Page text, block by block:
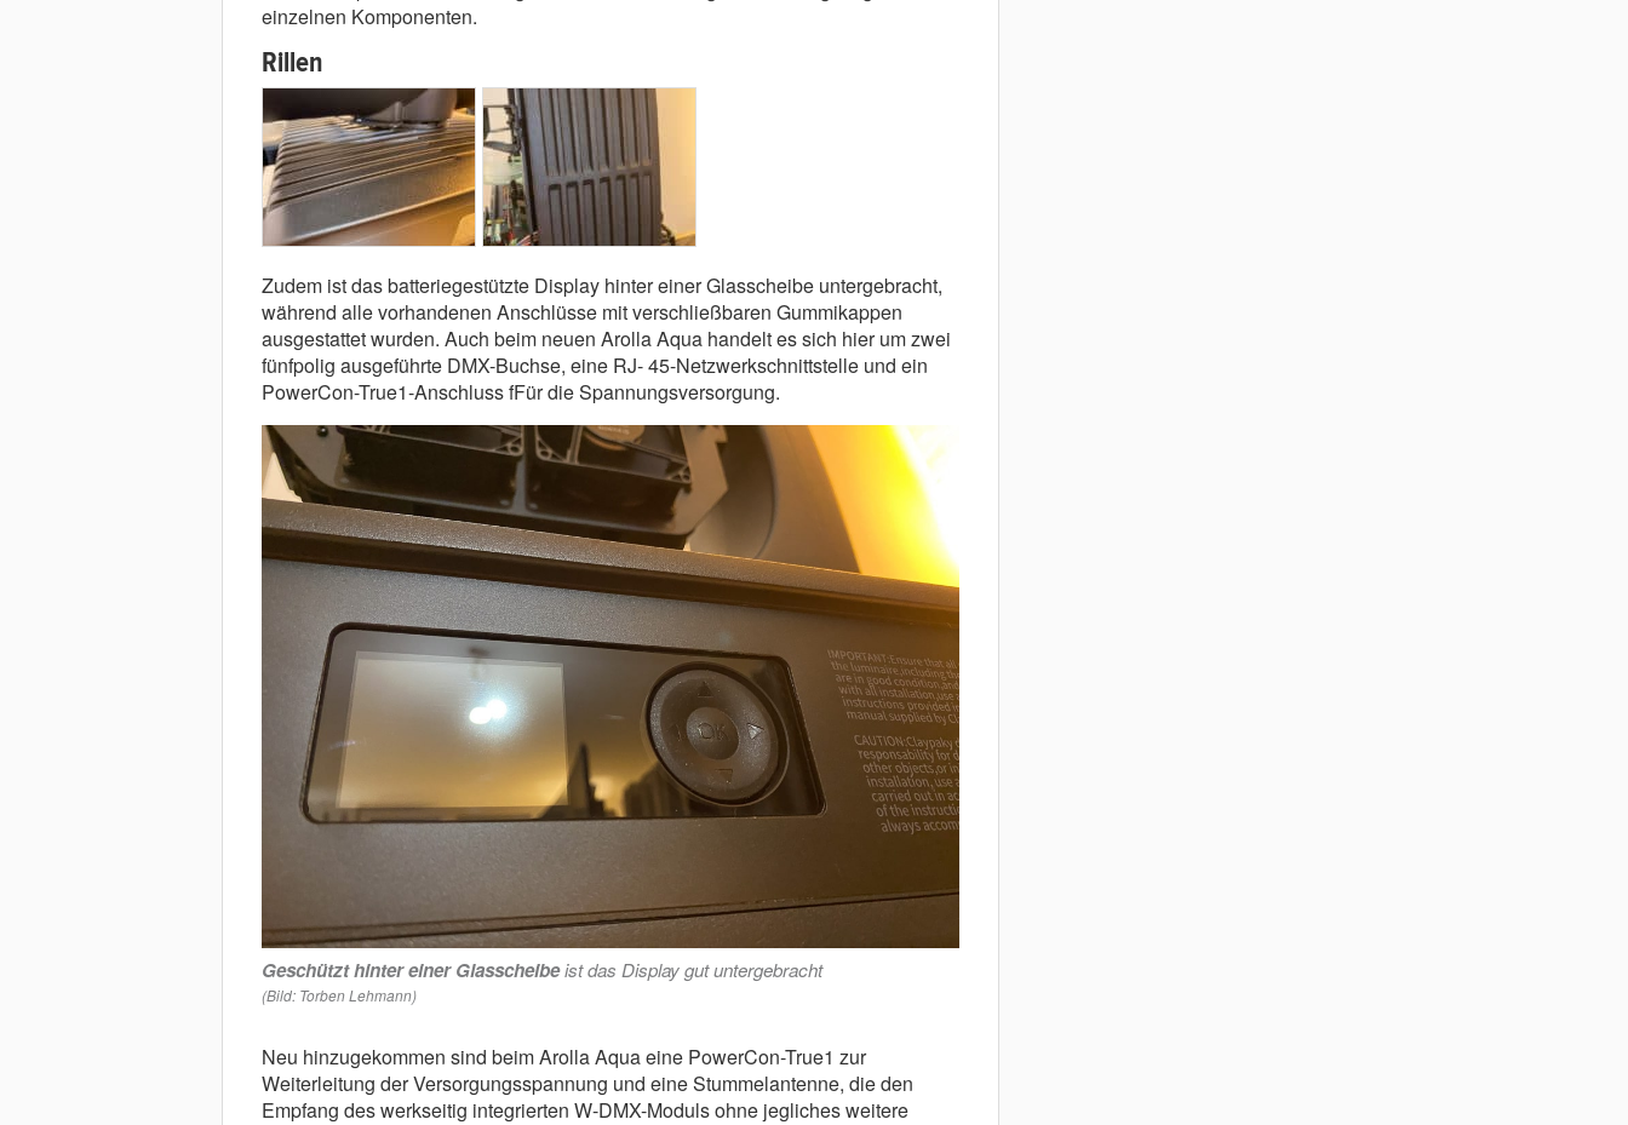
einzelnen Komponenten.
Rillen
Zudem ist das batteriegestützte Display hinter einer Glasscheibe untergebracht,
während alle vorhandenen Anschlüsse mit verschließbaren Gummikappen
ausgestattet wurden. Auch beim neuen Arolla Aqua handelt es sich hier um zwei
fünfpolig ausgeführte DMX-Buchse, eine RJ- 45-Netzwerkschnittstelle und ein
PowerCon-True1-Anschluss fFür die Spannungsversorgung.
Geschützt hinter einer Glasscheibeist das Display gut untergebracht
(Bild: Torben Lehmann)
Neu hinzugekommen sind beim Arolla Aqua eine PowerCon-True1 zur
Weiterleitung der Versorgungsspannung und eine Stummelantenne, die den
Empfang des werkseitig integrierten W-DMX-Moduls ohne jegliches weitere